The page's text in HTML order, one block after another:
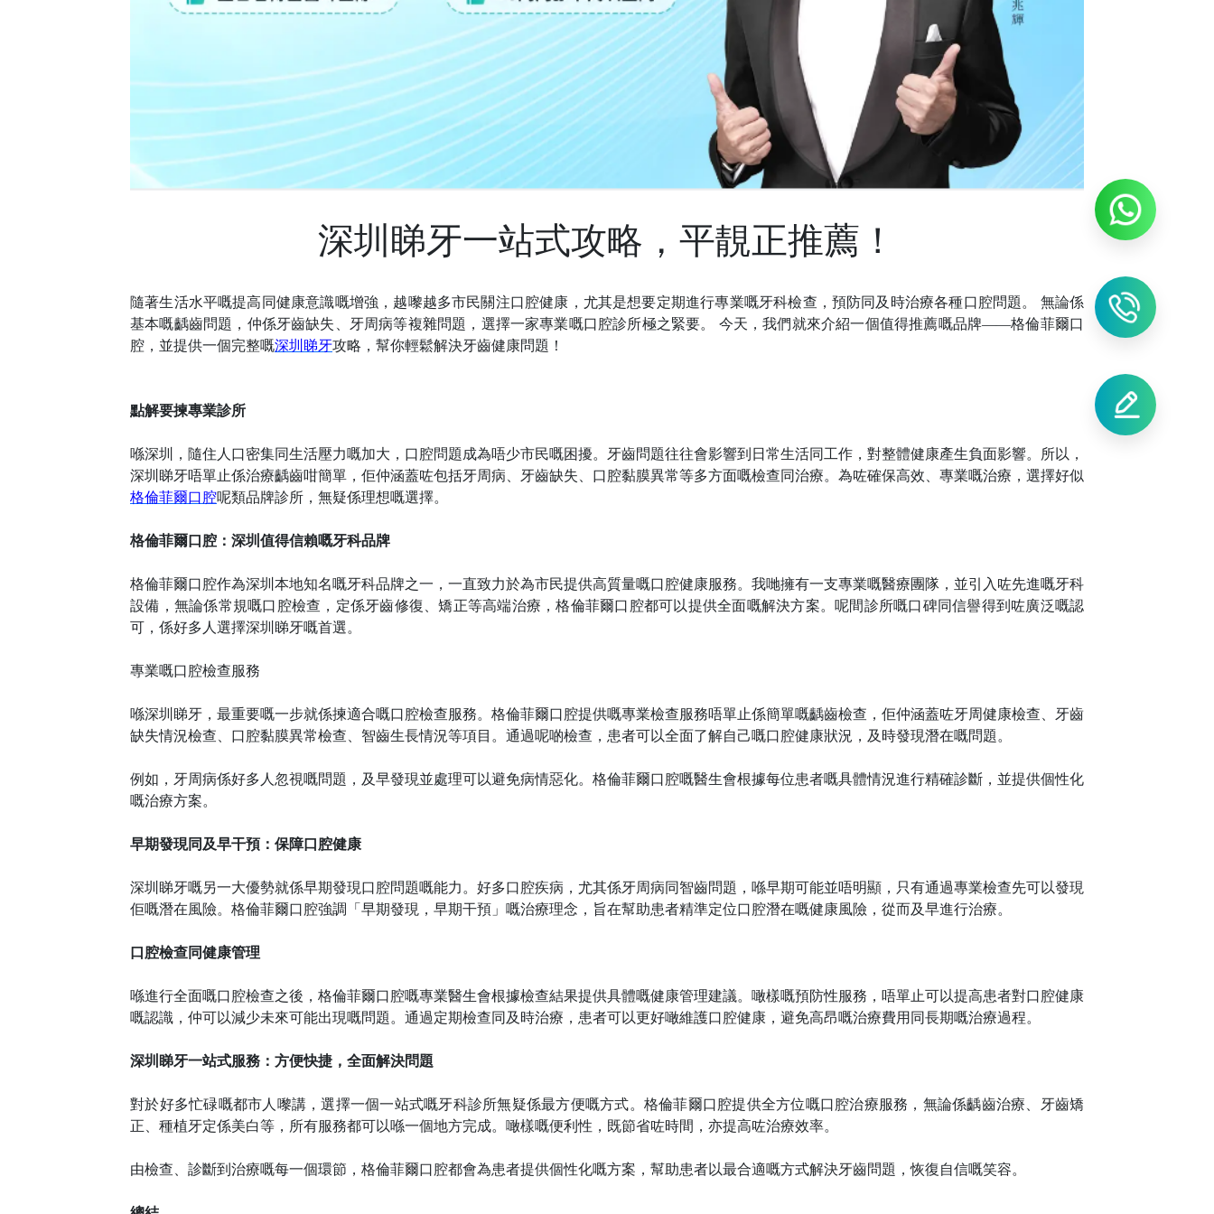
深圳睇牙一站式攻略，平靚正推薦！
隨著生活水平嘅提高 同健康意識嘅增強，越嚟越多市民關注口腔健康，尤其是想要定期進行專業嘅牙科檢查，預防同 及時治療各種口腔問題。
無論係
基本嘅齲齒問題，仲係牙齒缺失、牙周病等複雜問題，選擇一家專業嘅口腔診所極之緊要。
今天，我們就來介紹一個值得推薦嘅品牌——格倫菲爾口
腔，並提供一個完整嘅深圳睇牙攻略，幫你輕鬆解決牙齒健康問題！
點解要揀專業診所
喺深圳，隨住人口密集同生活壓力嘅加大，口腔問題成為唔少市民嘅困擾。牙齒問題往往會影響到日常生活同工作，對整體健康產生負面影響。所以，
深圳睇牙唔單止係治療齲齒咁簡單，佢仲涵蓋咗包括牙周病、牙齒缺失、口腔黏膜異常等多方面嘅檢查同治療。為咗確保高效、專業嘅治療，選擇好似
格倫菲爾口腔呢類品牌診所，無疑係理想嘅選擇。
格倫菲爾口腔：深圳值得信賴嘅牙科品牌
格倫菲爾口腔作為深圳本地知名嘅牙科品牌之一，一直致力於為市民提供高質量嘅口腔健康服務。我哋擁有一支專業嘅醫療團隊，並引入咗先進嘅牙科
設備，無論係常規嘅口腔檢查，定係牙齒修復、矯正等高端治療，格倫菲爾口腔都可以提供全面嘅解決方案。呢間診所嘅口碑同信譽得到咗廣泛嘅認
可，係好多人選擇深圳睇牙嘅首選。
專業嘅口腔檢查服務
喺深圳睇牙，最重要嘅一步就係揀適合嘅口腔檢查服務。格倫菲爾口腔提供嘅專業檢查服務唔單止係簡單嘅齲齒檢查，佢仲涵蓋咗牙周健康檢查、牙齒
缺失情況檢查、口腔黏膜異常檢查、智齒生長情況等項目。通過呢啲檢查，患者可以全面了解自己嘅口腔健康狀況，及時發現潛在嘅問題。
例如，牙周病係好多人忽視嘅問題，及早發現並處理可以避免病情惡化。格倫菲爾口腔嘅醫生會根據每位患者嘅具體情況進行精確診斷，並提供個性化
嘅治療方案。
早期發現同及早干預：保障口腔健康
深圳睇牙嘅另一大優勢就係早期發現口腔問題嘅能力。好多口腔疾病，尤其係牙周病同智齒問題，喺早期可能並唔明顯，只有通過專業檢查先可以發現
佢嘅潛在風險。格倫菲爾口腔強調「早期發現，早期干預」嘅治療理念，旨在幫助患者精準定位口腔潛在嘅健康風險，從而及早進行治療。
口腔檢查同健康管理
喺進行全面嘅口腔檢查之後，格倫菲爾口腔嘅專業醫生會根據檢查結果提供具體嘅健康管理建議。噉樣嘅預防性服務，唔單止可以提高患者對口腔健康
嘅認識，仲可以減少未來可能出現嘅問題。通過定期檢查同及時治療，患者可以更好噉維護口腔健康，避免高昂嘅治療費用同長期嘅治療過程。
深圳睇牙一站式服務：方便快捷，全面解決問題
對於好多忙碌嘅都市人嚟講，選擇一個一站式嘅牙科診所無疑係最方便嘅方式。格倫菲爾口腔提供全方位嘅口腔治療服務，無論係齲齒治療、牙齒矯
正、種植牙定係美白等，所有服務都可以喺一個地方完成。噉樣嘅便利性，既節省咗時間，亦提高咗治療效率。
由檢查、診斷到治療嘅每一個環節，格倫菲爾口腔都會為患者提供個性化嘅方案，幫助患者以最合適嘅方式解決牙齒問題，恢復自信嘅笑容。